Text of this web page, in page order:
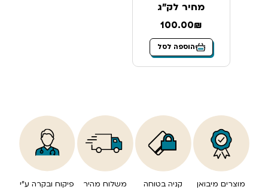
מחיר לק"ג
100.00₪
הוספה לסל
מוצרים מיבואן קניה בטוחה משלוח מהיר פיקוח ובקרה ע”י